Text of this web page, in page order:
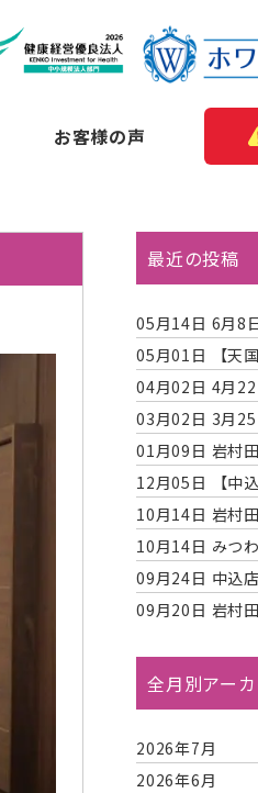
お客様の声
最近の投稿
05月14日 6月8
05月01日
【天
04月02日 4月
03月02日 3月
01月09日 岩村
12月05日
【中
10月14日 岩村
10月14日 みつ
09月24日 中込
09月20日 岩村
全月別アー
2026年7月
2026年6月